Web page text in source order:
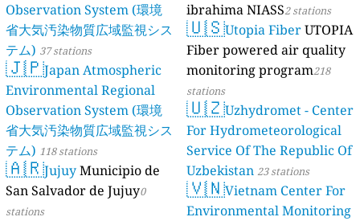
Observation System (環境
省大気汚染物質広域監視シス
テム) 37 stations
🇯🇵Japan Atmospheric
Environmental Regional
Observation System (環境
省大気汚染物質広域監視シス
テム) 118 stations
🇦🇷Jujuy Municipio de
San Salvador de Jujuy0
stations
ibrahima NIASS2 stations
🇺🇸Utopia FiberUTOPIA
Fiber powered air quality
monitoring program218
stations
🇺🇿Uzhydromet - Center
For Hydrometeorological
Service Of The Republic Of
Uzbekistan 23 stations
🇻🇳Vietnam Center For
Environmental Monitoring